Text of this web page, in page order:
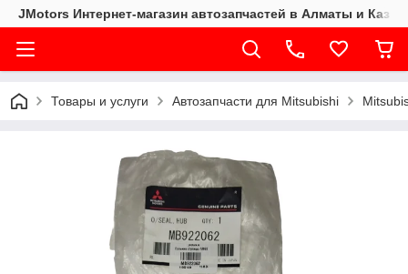
JMotors Интернет-магазин автозапчастей в Алматы и
Товары и услуги Автозапчасти для Mitsubishi